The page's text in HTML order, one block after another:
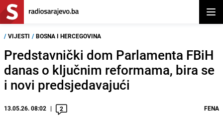
/ VIJESTI / BOSNA I HERCEGOVINA
Predstavnički dom Parlamenta FBiH
danas o ključnim reformama, bira se
i novi predsjedavajući
13.05.26. 08:02 2 FENA